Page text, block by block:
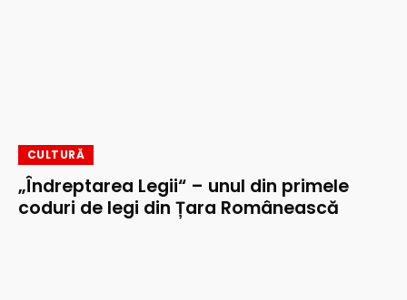
CULTURĂ
„Îndreptarea Legii“ – unul din primele
coduri de legi din Țara Românească